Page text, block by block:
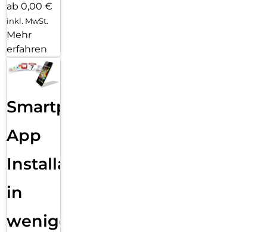
ab 0,00 €
inkl. MwSt.
Mehr
erfahren
Smartphone
App
Installation
in
wenigen